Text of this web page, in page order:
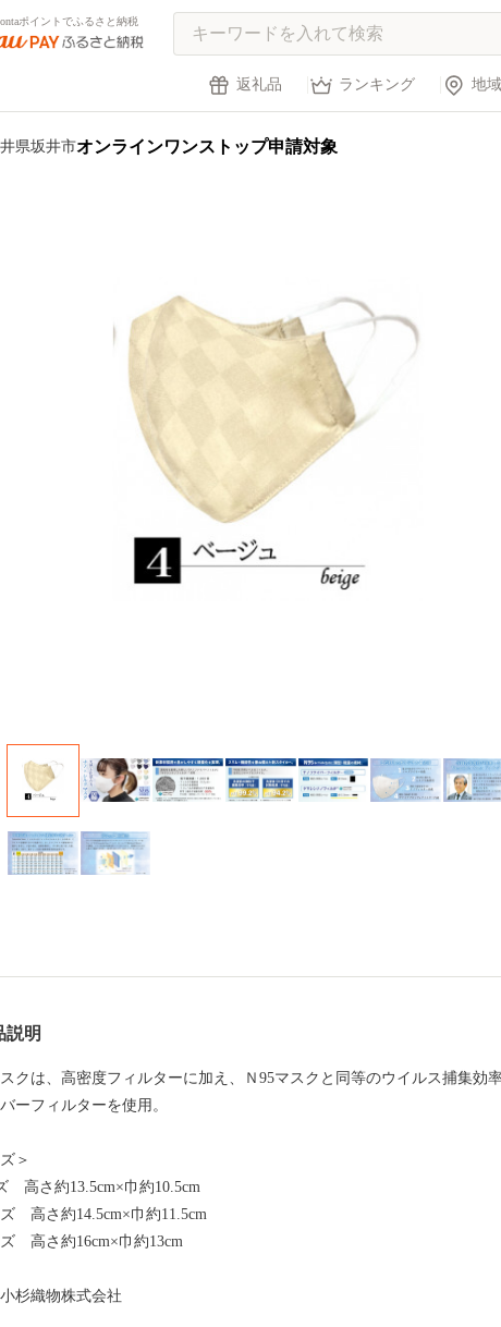
ポイントでふるさと納税
返礼品 ランキング 地域
県坂井市オンラインワンストップ申請対象
説明
クは、高密度フィルターに加え、Ｎ95マスクと同等のウイルス捕集効
ーフィルターを使用。
＞
高さ約13.5cm×巾約10.5cm
高さ約14.5cm×巾約11.5cm
ズ 高さ約16cm×巾約13cm
杉織物株式会社